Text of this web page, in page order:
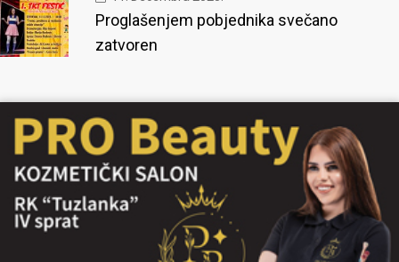
Proglašenjem pobjednika svečano
zatvoren